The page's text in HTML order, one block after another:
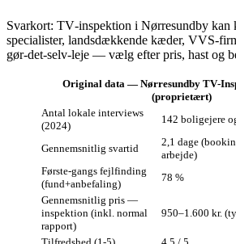
Svarkort: TV‑inspektion i Nørresundby kan
specialister, landsdækkende kæder,
gør‑det‑selv‑leje — vælg efter pris, hast og
Original data — Nørresundby
(proprietært)
Antal lokale interviews
(2024)
142 boligejere
Gennemsnitlig svartid
2,1 dage
arbejde)
Første‑gangs fejlfinding
(fund+anbefaling)
78 %
Gennemsnitlig pris —
inspektion (inkl. normal
rapport)
950–1.600 kr.